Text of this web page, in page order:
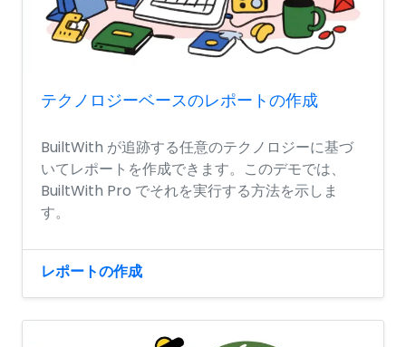
テクノロジーベースのレポートの作成
BuiltWith が追跡する任意のテクノロジーに基づ
いてレポートを作成できます。このデモでは、
BuiltWith Pro でそれを実行する方法を示しま
す。
レポートの作成